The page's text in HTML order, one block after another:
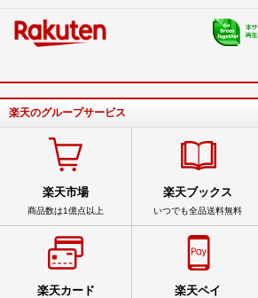
楽天のグループサービス
楽天市場
商品数は1億点以上
楽天ブックス
いつでも全品送料無料
楽天カード 楽天ペイ